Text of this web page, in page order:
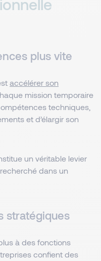
plus vite
accélérer son
mission temporaire
techniques,
et d’élargir son
un véritable levier
dans un
stratégiques
à des fonctions
confient des